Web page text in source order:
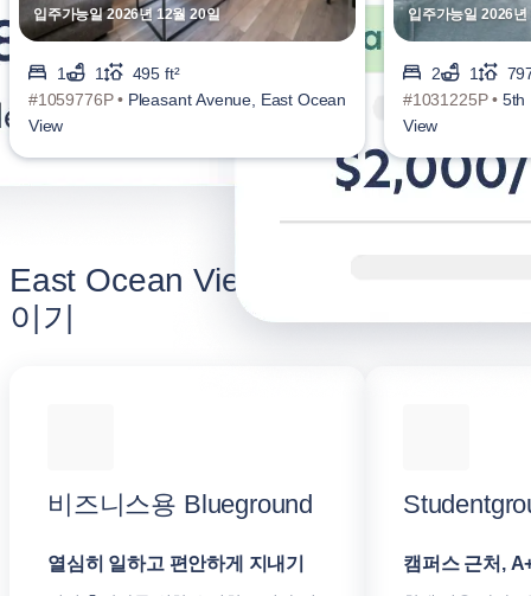
입주가능일 2026년 12월 20일
1 1
495 ft²
#1059776P • Pleasant Avenue, East Ocean
View
입주가능일 2026
2 1
#1031225P • 5th
View
East Ocean View 숙박 만족도 높
이기
비즈니스용 Blueground
열심히 일하고 편안하게 지내기 캠퍼스 근처,